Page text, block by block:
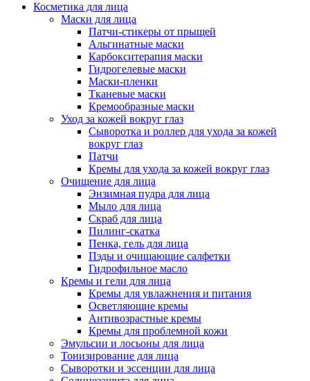
Косметика для лица
Маски для лица
Патчи-стикеры от прыщей
Альгинатные маски
Карбокситерапия маски
Гидрогелевые маски
Маски-пленки
Тканевые маски
Кремообразные маски
Уход за кожей вокруг глаз
Сыворотка и роллер для ухода за кожей
вокруг глаз
Патчи
Кремы для ухода за кожей вокруг глаз
Очищение для лица
Энзимная пудра для лица
Мыло для лица
Скраб для лица
Пилинг-скатка
Пенка, гель для лица
Пэды и очищающие салфетки
Гидрофильное масло
Кремы и гели для лица
Кремы для увлажнения и питания
Осветляющие кремы
Антивозрастные кремы
Кремы для проблемной кожи
Эмульсии и лосьоны для лица
Тонизирование для лица
Сыворотки и эссенции для лица